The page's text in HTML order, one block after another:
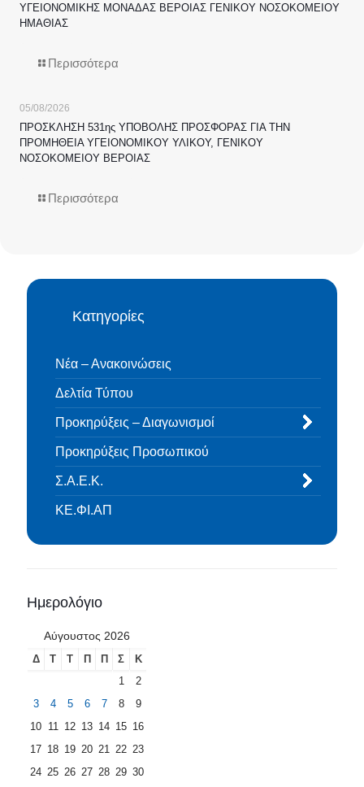
ΥΓΕΙΟΝΟΜΙΚΗΣ ΜΟΝΑΔΑΣ ΒΕΡΟΙΑΣ ΓΕΝΙΚΟΥ ΝΟΣΟΚΟΜΕΙΟΥ
ΗΜΑΘΙΑΣ
Περισσότερα
05/08/2026
ΠΡΟΣΚΛΗΣΗ 531ης ΥΠΟΒΟΛΗΣ ΠΡΟΣΦΟΡΑΣ ΓΙΑ ΤΗΝ
ΠΡΟΜΗΘΕΙΑ ΥΓΕΙΟΝΟΜΙΚΟΥ ΥΛΙΚΟΥ, ΓΕΝΙΚΟΥ
ΝΟΣΟΚΟΜΕΙΟΥ ΒΕΡΟΙΑΣ
Περισσότερα
Κατηγορίες
Νέα – Ανακοινώσεις
Δελτία Τύπου
Προκηρύξεις – Διαγωνισμοί
Προκηρύξεις Προσωπικού
Σ.Α.Ε.Κ.
ΚΕ.ΦΙ.ΑΠ
Ημερολόγιο
Αύγουστος 2026
Δ Τ Τ Π Π Σ
Κ
1
2
3
4 5 6 7 8
9
10 11 12 13 14 15 16
17 18 19 20 21 22 23
24 25 26 27 28 29 30